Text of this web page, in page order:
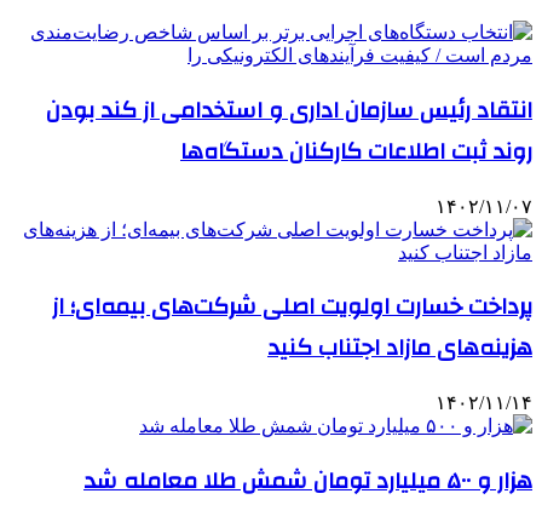
انتقاد رئیس سازمان اداری و استخدامی از کند بودن
روند ثبت اطلاعات کارکنان دستگاه‌ها
۱۴۰۲/۱۱/۰۷
پرداخت خسارت اولویت اصلی شرکت‌های بیمه‌ای؛ از
هزینه‌های مازاد اجتناب کنید
۱۴۰۲/۱۱/۱۴
هزار و ۵۰۰ میلیارد تومان شمش طلا معامله شد